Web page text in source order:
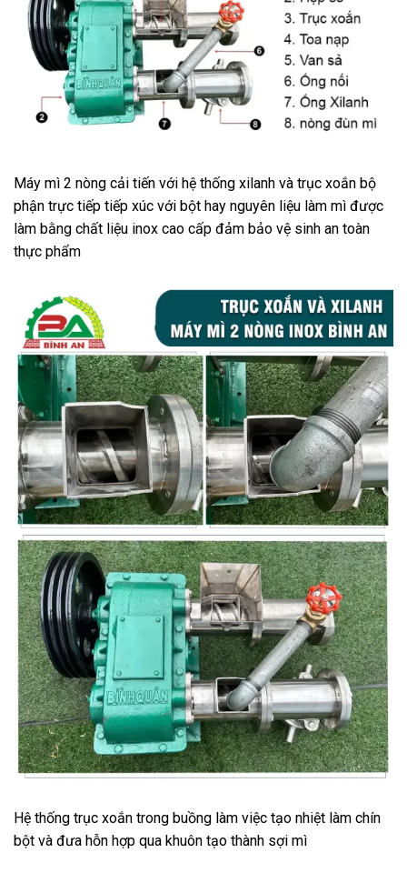
Máy mì 2 nòng cải tiến với hệ thống xilanh và trục xoắn bộ
phận trực tiếp tiếp xúc với bột hay nguyên liệu làm mì được
làm bằng chất liệu inox cao cấp đảm bảo vệ sinh an toàn
thực phẩm
Hệ thống trục xoắn trong buồng làm việc tạo nhiệt làm chín
bột và đưa hỗn hợp qua khuôn tạo thành sợi mì